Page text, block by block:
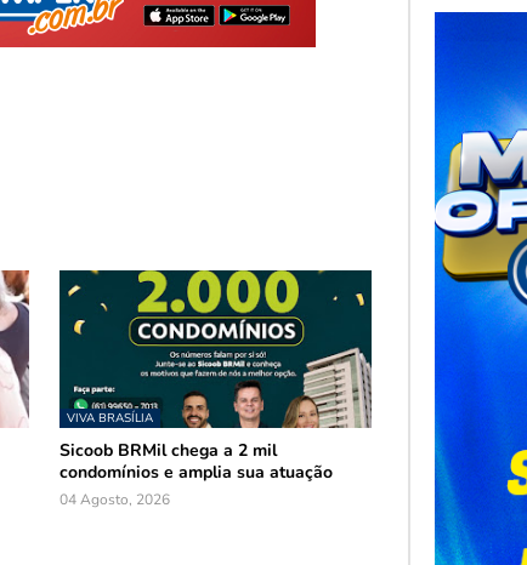
VIVA BRASÍLIA
Sicoob BRMil chega a 2 mil
condomínios e amplia sua atuação
04 Agosto, 2026